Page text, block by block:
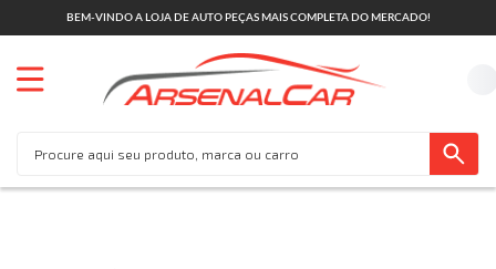
BEM-VINDO A LOJA DE AUTO PEÇAS MAIS COMPLETA DO MERCADO!